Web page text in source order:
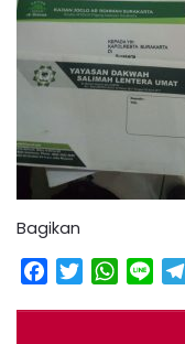
Bagikan
Facebook
Twitter Line